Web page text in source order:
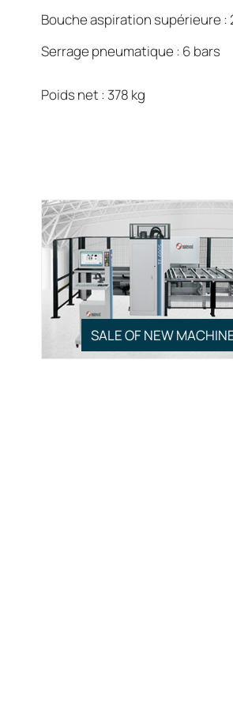
Bouche aspiration supérieure :
Serrage pneumatique : 6 bars
Poids net : 378 kg
SALE OF NEW